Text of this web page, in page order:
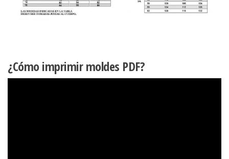
¿Cómo imprimir moldes PDF?